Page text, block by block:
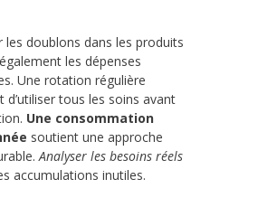
les doublons dans les produits
les dépenses
Une rotation régulière
d’utiliser tous les soins avant
Une consommation
soutient une approche
Analyser les besoins réels
accumulations inutiles.